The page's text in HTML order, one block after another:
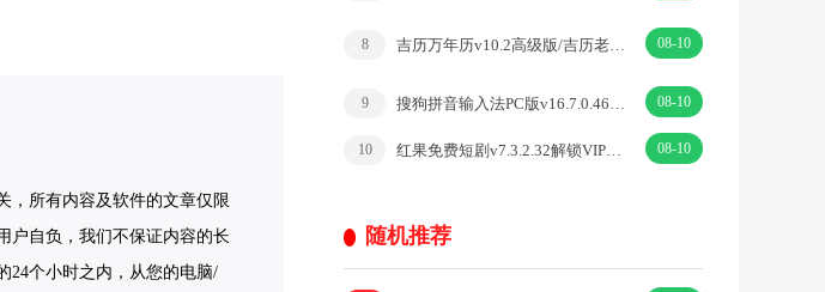
，所有内容及软件的文章仅限
户自负，我们不保证内容的长
24个小时之内，从您的电脑/
8 吉历万年历v10.2高级版/吉历老黄历吉日择日宜忌 08-10
9 搜狗拼音输入法PC版v16.7.0.4673精简优化版 08-10
10 红果免费短剧v7.3.2.32解锁VIP会员版热门短剧 08-10
随机推荐